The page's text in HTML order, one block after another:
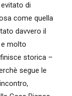
di
come quella
davvero il
molto
storica –
segue le